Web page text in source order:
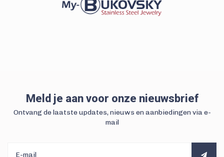
Meld je aan voor onze nieuwsbrief
Ontvang de laatste updates, nieuws en aanbiedingen via e-
mail